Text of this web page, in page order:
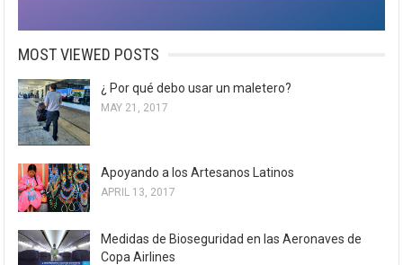
MOST VIEWED POSTS
¿ Por qué debo usar un maletero?
MAY 21, 2017
Apoyando a los Artesanos Latinos
APRIL 13, 2017
Medidas de Bioseguridad en las Aeronaves de
Copa Airlines